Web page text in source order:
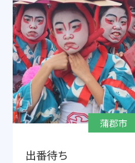
蒲郡市
出番待ち